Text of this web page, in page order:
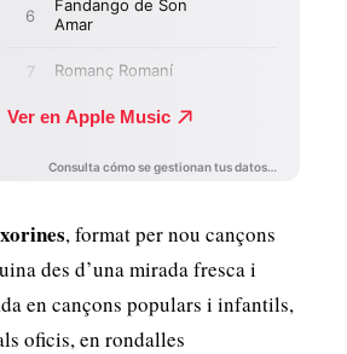
, format per nou cançons
des d’una mirada fresca i
en cançons populars i infantils,
oficis, en rondalles